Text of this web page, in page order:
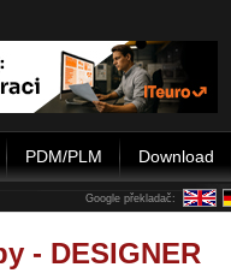
PDM/PLM Download
Google překladač:
- DESIGNER